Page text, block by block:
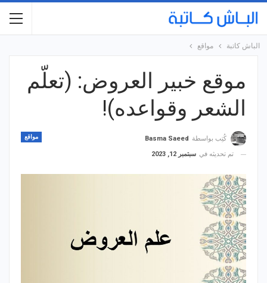
الباش كاتبة مواقع
موقع خبير العروض: (تعلّم
الشعر وقواعده)!
مواقع كُتِب بواسطة
Basma Saeed
تم تحديثه في سبتمبر 12, 2023